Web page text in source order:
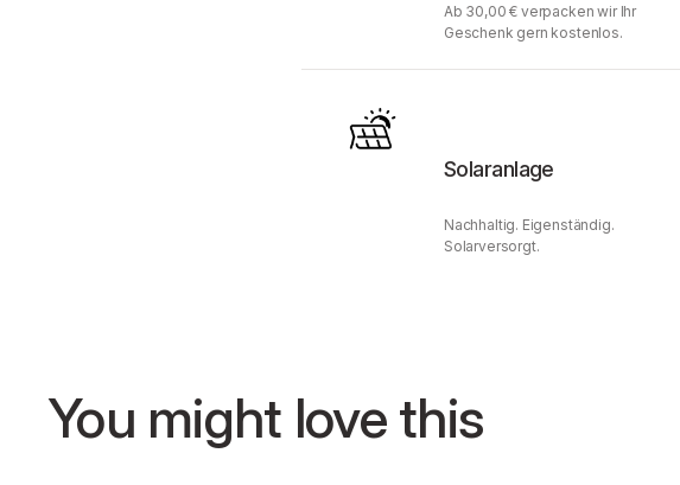
Ab 30,00 € verpacken wir Ihr
Geschenk gern kostenlos.
Solaranlage
Nachhaltig. Eigenständig.
Solarversorgt.
You might love this